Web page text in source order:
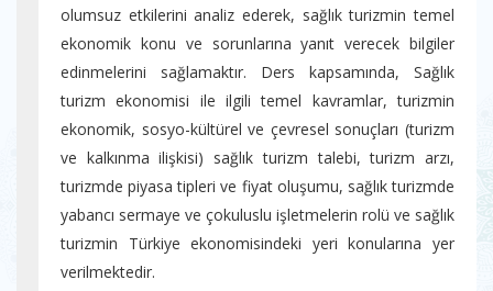
olumsuz etkilerini analiz ederek, sağlık turizmin temel
ekonomik konu ve sorunlarına yanıt verecek bilgiler
edinmelerini sağlamaktır. Ders kapsamında, Sağlık
turizm ekonomisi ile ilgili temel kavramlar, turizmin
ekonomik, sosyo-kültürel ve çevresel sonuçları (turizm
ve kalkınma ilişkisi) sağlık turizm talebi, turizm arzı,
turizmde piyasa tipleri ve fiyat oluşumu, sağlık turizmde
yabancı sermaye ve çokuluslu işletmelerin rolü ve sağlık
turizmin Türkiye ekonomisindeki yeri konularına yer
verilmektedir.